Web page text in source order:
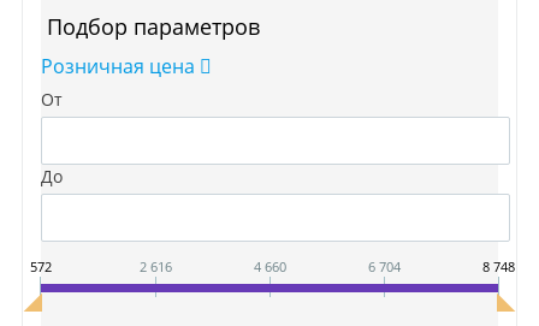
Подбор параметров
Розничная цена
От
До
572 2 616 4 660 6 704 8 748